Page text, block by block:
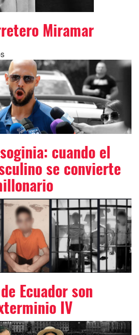
Miramar
cuando el
se convierte
Ecuador son
IV